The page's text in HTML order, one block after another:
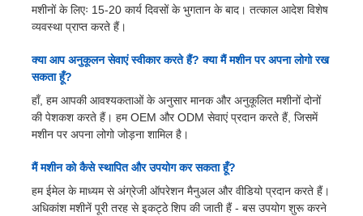
मशीनों के लिएः 15-20 कार्य दिवसों के भुगतान के बाद। तत्काल आदेश विशेष
व्यवस्था प्राप्त करते हैं।
क्या आप अनुकूलन सेवाएं स्वीकार करते हैं? क्या मैं मशीन पर अपना लोगो रख
सकता हूँ?
हाँ, हम आपकी आवश्यकताओं के अनुसार मानक और अनुकूलित मशीनों दोनों
की पेशकश करते हैं। हम OEM और ODM सेवाएं प्रदान करते हैं, जिसमें
मशीन पर अपना लोगो जोड़ना शामिल है।
मैं मशीन को कैसे स्थापित और उपयोग कर सकता हूँ?
हम ईमेल के माध्यम से अंग्रेजी ऑपरेशन मैनुअल और वीडियो प्रदान करते हैं।
अधिकांश मशीनें पूरी तरह से इकट्ठे शिप की जाती हैं - बस उपयोग शुरू करने